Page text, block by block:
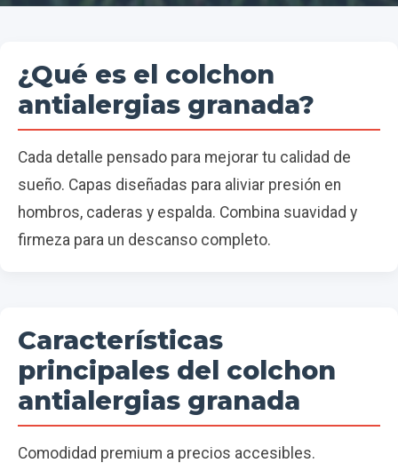
¿Qué es el colchon
antialergias granada?
Cada detalle pensado para mejorar tu calidad de
sueño. Capas diseñadas para aliviar presión en
hombros, caderas y espalda. Combina suavidad y
firmeza para un descanso completo.
Características
principales del colchon
antialergias granada
Comodidad premium a precios accesibles.